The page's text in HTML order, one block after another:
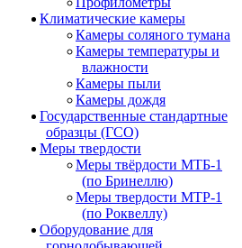
Климатические камеры
Камеры соляного тумана
Камеры температуры и
влажности
Камеры пыли
Камеры дождя
Государственные стандартные
образцы (ГСО)
Меры твердости
Меры твёрдости МТБ-1
(по Бринеллю)
Меры твердости МТР-1
(по Роквеллу)
Оборудование для